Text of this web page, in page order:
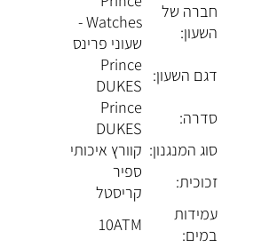
חברה של
Prince
Watches -
שעוני פרינס
Prince
DUKES
Prince
DUKES
קוורץ איכותי
ספיר
קריסטל
עמידות